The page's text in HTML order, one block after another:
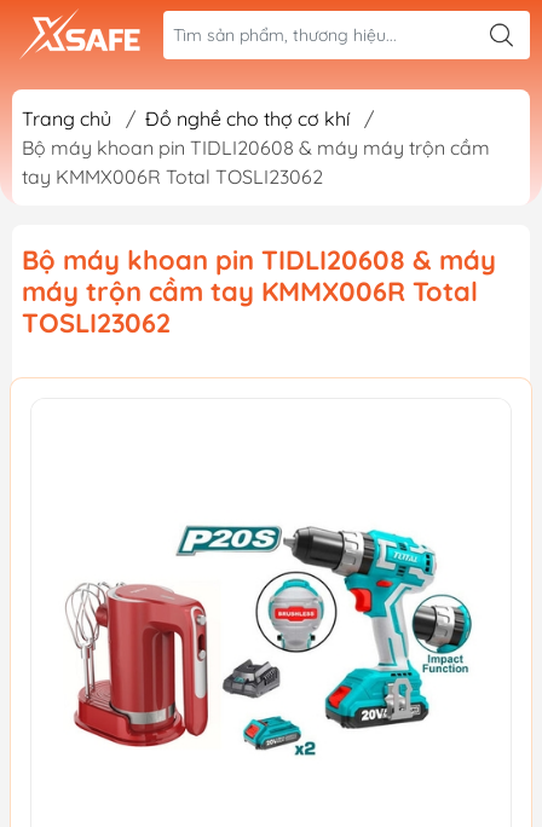
Trang chủ / Đồ nghề cho thợ cơ khí
/
Bộ máy khoan pin TIDLI20608 & máy máy trộn cầm
tay KMMX006R Total TOSLI23062
Bộ máy khoan pin TIDLI20608 & máy
máy trộn cầm tay KMMX006R Total
TOSLI23062